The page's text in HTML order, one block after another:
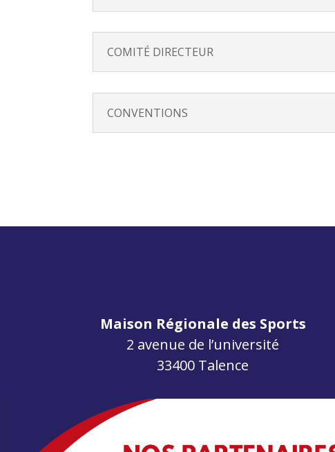
COMITÉ DIRECTEUR
CONVENTIONS
Maison Régionale des Sports
2 avenue de l’université
33400 Talence